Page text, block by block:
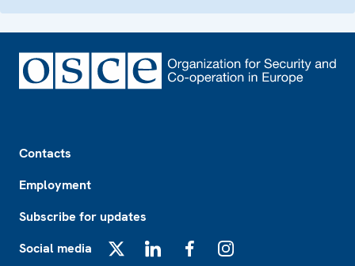
Contacts
Employment
Subscribe for updates
Social media